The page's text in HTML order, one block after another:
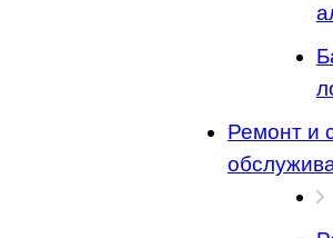
Ремонт и